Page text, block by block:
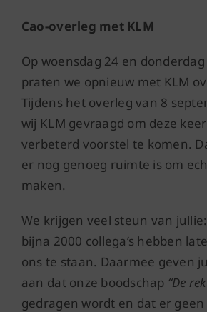
Cao-overleg met KLM
Op woensdag 24 en
praten we opnieuw met KLM
Tijdens het overleg van 8
wij KLM gevraagd om deze
verbeterd voorstel te komen.
er nog genoeg ruimte is om
maken.
We krijgen veel steun van
bijna 2000 collega’s hebben
ons te staan. Daarmee geven
aan dat onze boodschap “De
gedragen wordt en dat er